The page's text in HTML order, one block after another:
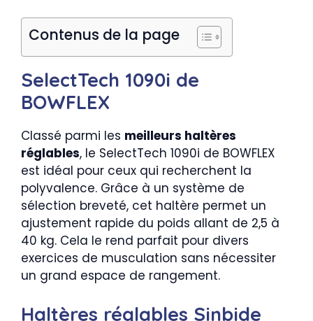
Contenus de la page
SelectTech 1090i de
BOWFLEX
Classé parmi les meilleurs haltères
réglables, le SelectTech 1090i de BOWFLEX
est idéal pour ceux qui recherchent la
polyvalence. Grâce à un système de
sélection breveté, cet haltère permet un
ajustement rapide du poids allant de 2,5 à
40 kg. Cela le rend parfait pour divers
exercices de musculation sans nécessiter
un grand espace de rangement.
Haltères réglables Sinbide